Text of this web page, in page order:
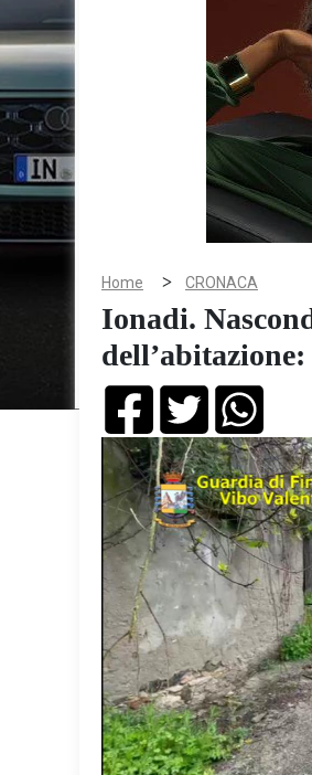
Home > CRONACA
Ionadi.